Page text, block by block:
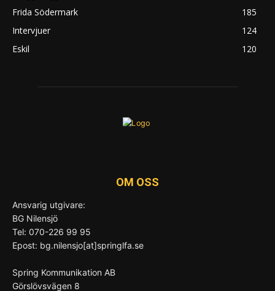
Frida Södermark
185
Intervjuer
124
Eskil
120
OM OSS
Ansvarig utgivare:
BG Nilensjö
Tel: 070-226 99 95
Epost: bg.nilensjo[at]springlfa.se
Spring Kommunikation AB
Görslövsvägen 8